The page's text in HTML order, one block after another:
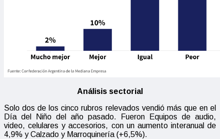
Análisis sectorial
Solo dos de los cinco rubros relevados vendió más que en el
Día del Niño del año pasado. Fueron Equipos de audio,
video, celulares y accesorios, con un aumento interanual de
4,9% yCalzado y Marroquinería (+6,5%).